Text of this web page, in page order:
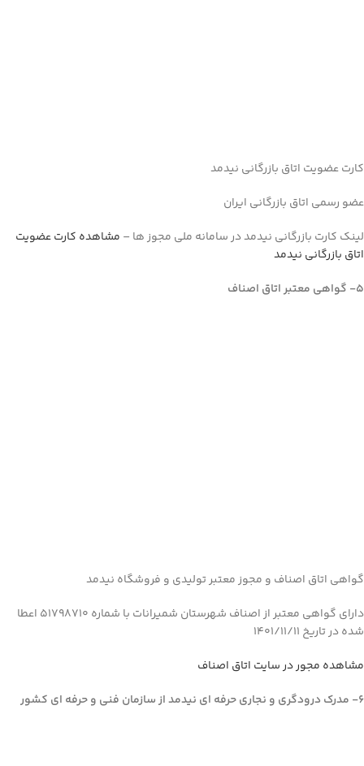
کارت عضویت اتاق بازرگانی نیدمد
عضو رسمی اتاق بازرگانی ایران
لینک کارت بازرگانی نیدمد در سامانه ملی مجوز ها – مشاهده کارت عضویت
اتاق بازرگانی نیدمد
5- گواهی معتبر اتاق اصناف
گواهی اتاق اصناف و مجوز معتبر تولیدی و فروشگاه نیدمد
دارای گواهی معتبر از اصناف شهرستان شمیرانات با شماره 51798710 اعطا
شده در تاریخ 1401/11/11
مشاهده مجور در سایت اتاق اصناف
6- مدرک درودگری و نجاری حرفه ای نیدمد از سازمان فنی و حرفه ای کشور